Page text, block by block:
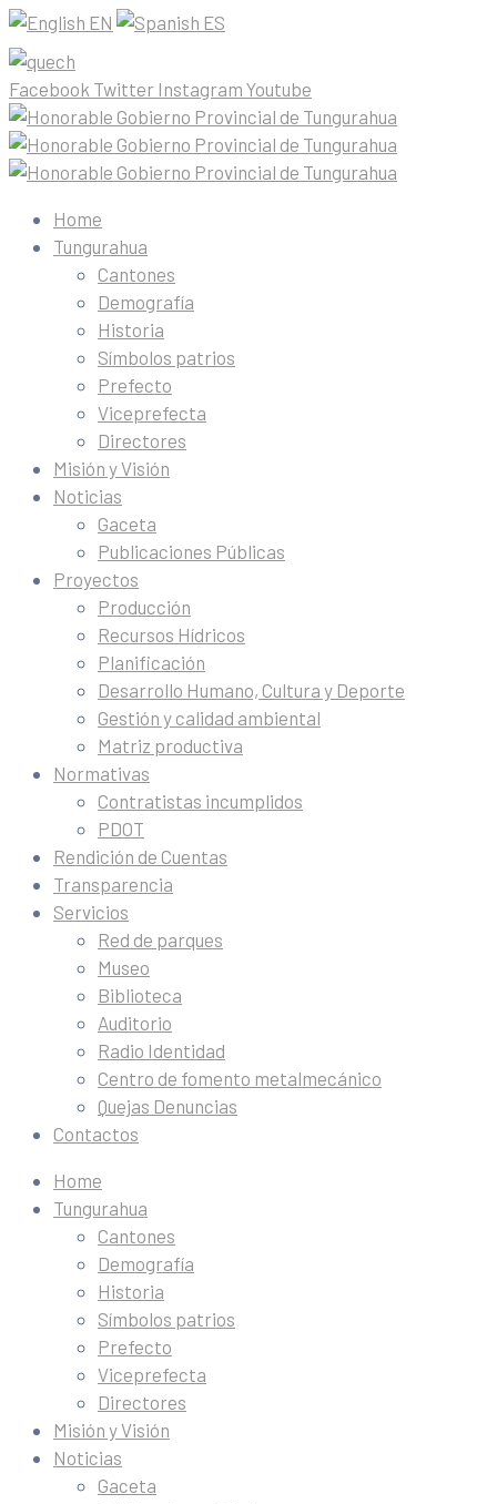
EN ES
Facebook Twitter Instagram Youtube
Home
Tungurahua
Cantones
Demografía
Historia
Símbolos patrios
Prefecto
Viceprefecta
Directores
Misión y Visión
Noticias
Gaceta
Publicaciones Públicas
Proyectos
Producción
Recursos Hídricos
Planificación
Desarrollo Humano, Cultura y Deporte
Gestión y calidad ambiental
Matriz productiva
Normativas
Contratistas incumplidos
PDOT
Rendición de Cuentas
Transparencia
Servicios
Red de parques
Museo
Biblioteca
Auditorio
Radio Identidad
Centro de fomento metalmecánico
Quejas Denuncias
Contactos
Home
Tungurahua
Cantones
Demografía
Historia
Símbolos patrios
Prefecto
Viceprefecta
Directores
Misión y Visión
Noticias
Gaceta